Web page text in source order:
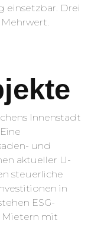
einsetzbar. Drei
Innenstadt
und
aktueller U-
steuerliche
in
ESG-
Mietern mit